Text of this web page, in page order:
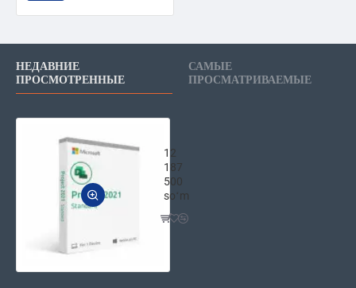
НЕДАВНИЕ
ПРОСМОТРЕННЫЕ
САМЫЕ
ПРОСМАТРИВАЕМЫЕ
12
187
500
soʻm